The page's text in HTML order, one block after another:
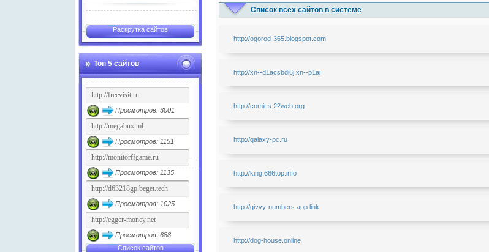
Раскрутка сайтов
Топ 5 сайтов
Просмотров: 3001
Просмотров: 1151
Просмотров: 1135
Просмотров: 1025
Просмотров: 688
Список сайтов
Список всех сайтов в системе
http://ogorod-365.blogspot.com
http://xn--d1acsbdi6j.xn--p1ai
http://comics.22web.org
http://galaxy-pc.ru
http://king.666top.info
http://givvy-numbers.app.link
http://dog-house.online